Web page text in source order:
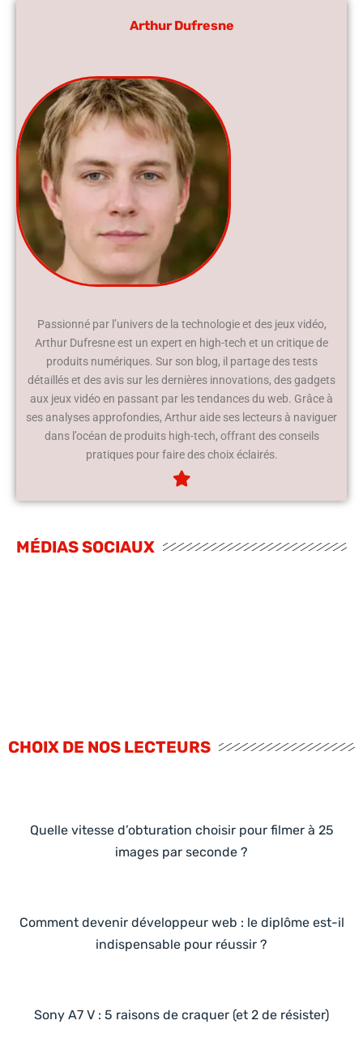
Arthur Dufresne
Passionné par l’univers de la technologie et des jeux vidéo,
Arthur Dufresne est un expert en high-tech et un critique de
produits numériques. Sur son blog, il partage des tests
détaillés et des avis sur les dernières innovations, des gadgets
aux jeux vidéo en passant par les tendances du web. Grâce à
ses analyses approfondies, Arthur aide ses lecteurs à naviguer
dans l’océan de produits high-tech, offrant des conseils
pratiques pour faire des choix éclairés.
MÉDIAS SOCIAUX
CHOIX DE NOS LECTEURS
Quelle vitesse d’obturation choisir pour filmer à 25
images par seconde ?
Comment devenir développeur web : le diplôme est-il
indispensable pour réussir ?
Sony A7 V : 5 raisons de craquer (et 2 de résister)